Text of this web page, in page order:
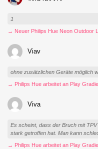
1
→ Neuer Philips Hue Neon Outdoor
Viav
ohne zusätzlichen Geräte möglich
→ Philips Hue arbeitet an Play
Viva
Es scheint, dass der Bruch mit
stark getroffen hat. Man kann
→ Philips Hue arbeitet an Play